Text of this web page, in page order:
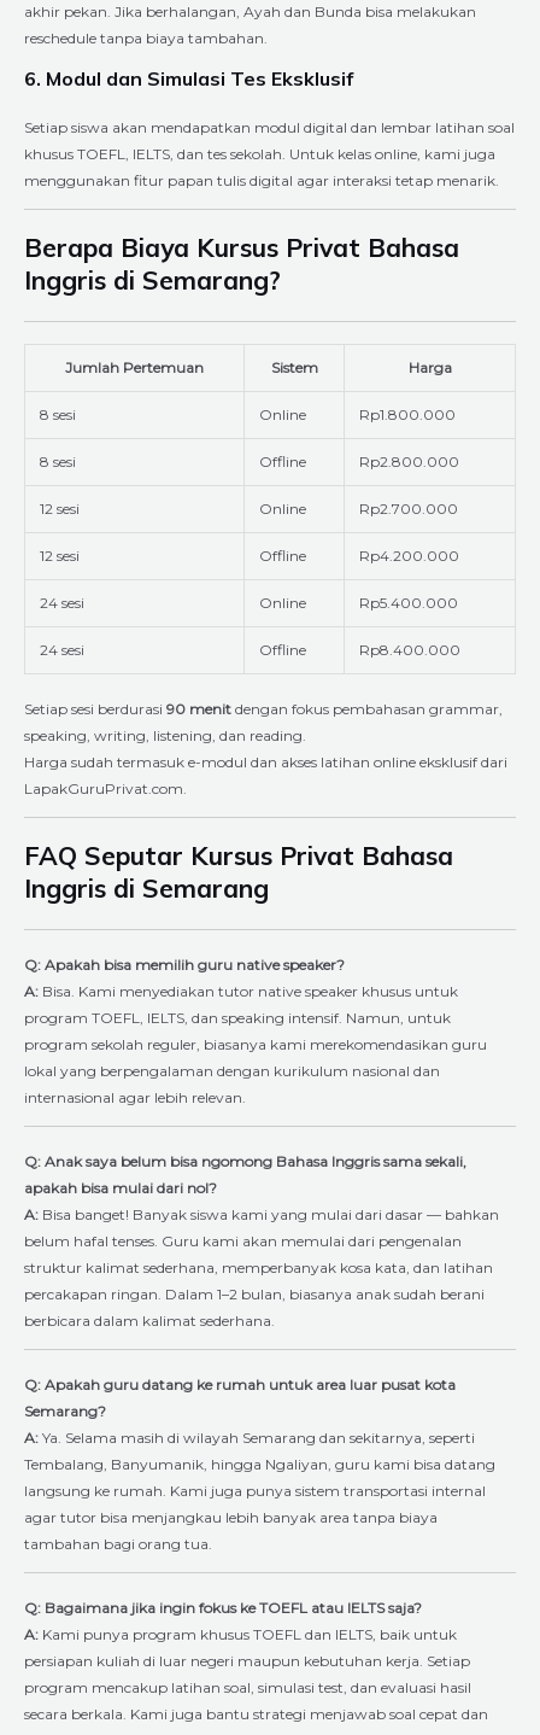
akhir pekan. Jika berhalangan, Ayah dan Bunda bisa melakukan
reschedule tanpa biaya tambahan.
6. Modul dan Simulasi Tes Eksklusif
Setiap siswa akan mendapatkan modul digital dan lembar latihan soal
khusus TOEFL, IELTS, dan tes sekolah. Untuk kelas online, kami juga
menggunakan fitur papan tulis digital agar interaksi tetap menarik.
Berapa Biaya Kursus Privat Bahasa
Inggris di Semarang?
Jumlah Pertemuan Sistem Harga
8 sesi Online Rp1.800.000
8 sesi Offline Rp2.800.000
12 sesi Online Rp2.700.000
12 sesi Offline Rp4.200.000
24 sesi Online Rp5.400.000
24 sesi Offline Rp8.400.000
Setiap sesi berdurasi 90 menit dengan fokus pembahasan grammar,
speaking, writing, listening, dan reading.
Harga sudah termasuk e-modul dan akses latihan online eksklusif dari
LapakGuruPrivat.com.
FAQ Seputar Kursus Privat Bahasa
Inggris di Semarang
Q: Apakah bisa memilih guru native speaker?
A: Bisa. Kami menyediakan tutor native speaker khusus untuk
program TOEFL, IELTS, dan speaking intensif. Namun, untuk
program sekolah reguler, biasanya kami merekomendasikan guru
lokal yang berpengalaman dengan kurikulum nasional dan
internasional agar lebih relevan.
Q: Anak saya belum bisa ngomong Bahasa Inggris sama sekali,
apakah bisa mulai dari nol?
A: Bisa banget! Banyak siswa kami yang mulai dari dasar — bahkan
belum hafal tenses. Guru kami akan memulai dari pengenalan
struktur kalimat sederhana, memperbanyak kosa kata, dan latihan
percakapan ringan. Dalam 1–2 bulan, biasanya anak sudah berani
berbicara dalam kalimat sederhana.
Q: Apakah guru datang ke rumah untuk area luar pusat kota
Semarang?
A: Ya. Selama masih di wilayah Semarang dan sekitarnya, seperti
Tembalang, Banyumanik, hingga Ngaliyan, guru kami bisa datang
langsung ke rumah. Kami juga punya sistem transportasi internal
agar tutor bisa menjangkau lebih banyak area tanpa biaya
tambahan bagi orang tua.
Q: Bagaimana jika ingin fokus ke TOEFL atau IELTS saja?
A: Kami punya program khusus TOEFL dan IELTS, baik untuk
persiapan kuliah di luar negeri maupun kebutuhan kerja. Setiap
program mencakup latihan soal, simulasi test, dan evaluasi hasil
secara berkala. Kami juga bantu strategi menjawab soal cepat dan